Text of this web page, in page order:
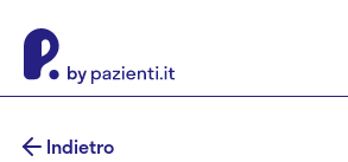
Indietro